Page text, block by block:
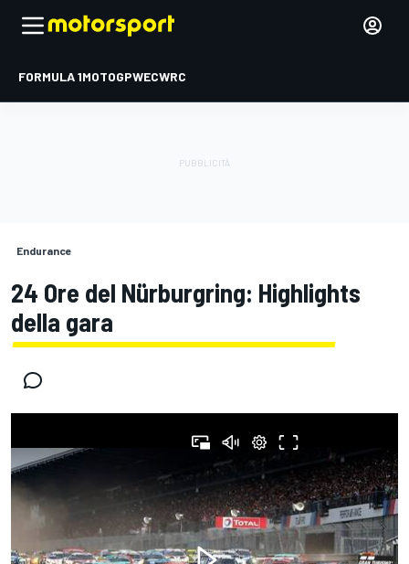
FORMULA 1MOTOGPWECWRC
Endurance
24 Ore del Nürburgring: Highlights
della gara